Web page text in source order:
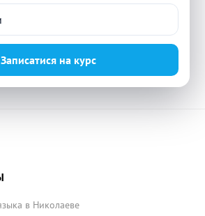
Записатися на курс
в Николаеве